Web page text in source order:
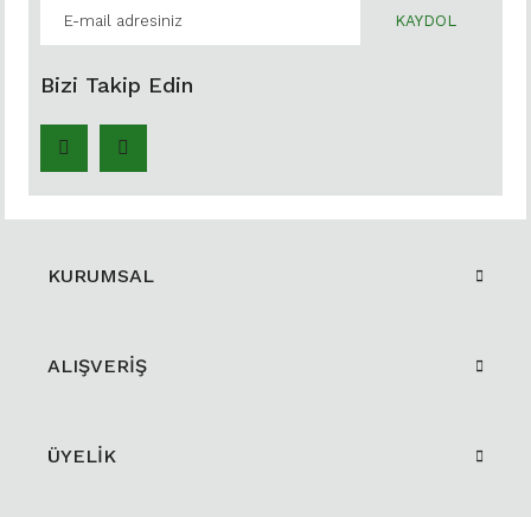
KAYDOL
Bizi Takip Edin
KURUMSAL
ALIŞVERİŞ
ÜYELİK